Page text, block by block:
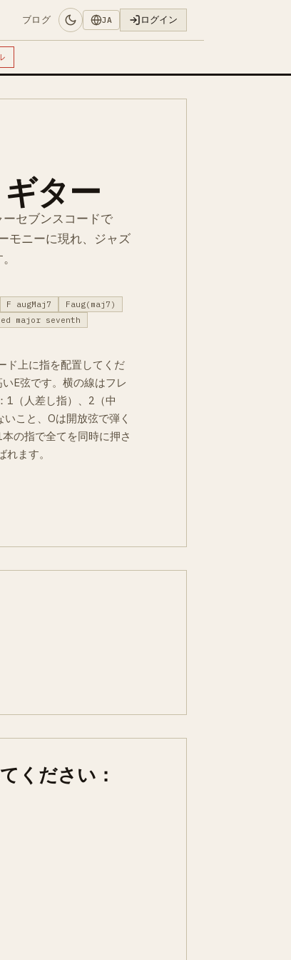
ブログ JA ログイン
ター
セブンスコードで
モニーに現れ、ジャズ
F augMaj7
Faug(maj7)
major seventh
ド上に指を配置してくだ
E弦です。横の線はフレ
1（人差し指）、2（中
こと、Oは開放弦で弾く
の指で全てを同時に押さ
ます。
ください：